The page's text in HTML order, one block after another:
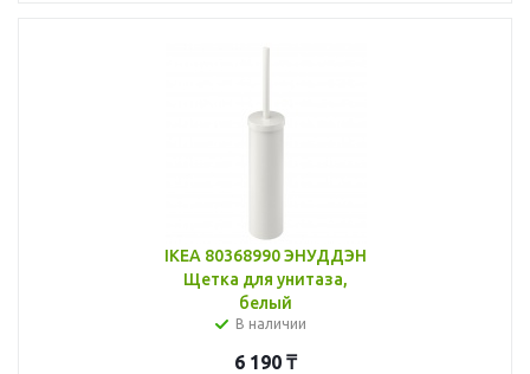
IKEA 80368990 ЭНУДДЭН
Щетка для унитаза,
белый
В наличии
6 190 ₸